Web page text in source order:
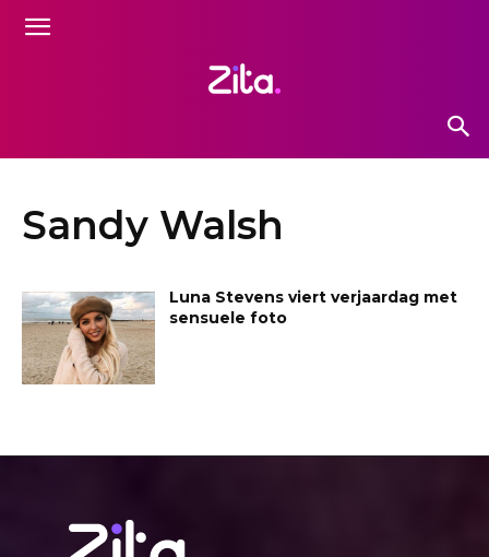
Sandy Walsh
Luna Stevens viert verjaardag met
sensuele foto